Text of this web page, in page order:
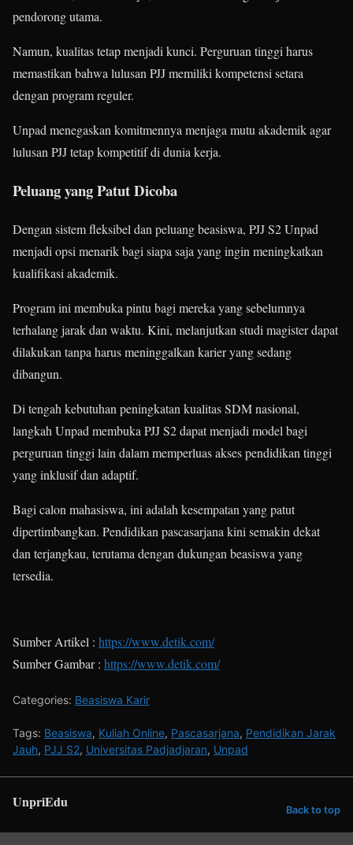
pendorong utama.
Namun, kualitas tetap menjadi kunci. Perguruan tinggi harus
memastikan bahwa lulusan PJJ memiliki kompetensi setara
dengan program reguler.
Unpad menegaskan komitmennya menjaga mutu akademik agar
lulusan PJJ tetap kompetitif di dunia kerja.
Peluang yang Patut Dicoba
Dengan sistem fleksibel dan peluang beasiswa, PJJ S2 Unpad
menjadi opsi menarik bagi siapa saja yang ingin meningkatkan
kualifikasi akademik.
Program ini membuka pintu bagi mereka yang sebelumnya
terhalang jarak dan waktu. Kini, melanjutkan studi magister dapat
dilakukan tanpa harus meninggalkan karier yang sedang
dibangun.
Di tengah kebutuhan peningkatan kualitas SDM nasional,
langkah Unpad membuka PJJ S2 dapat menjadi model bagi
perguruan tinggi lain dalam memperluas akses pendidikan tinggi
yang inklusif dan adaptif.
Bagi calon mahasiswa, ini adalah kesempatan yang patut
dipertimbangkan. Pendidikan pascasarjana kini semakin dekat
dan terjangkau, terutama dengan dukungan beasiswa yang
tersedia.
Sumber Artikel : https://www.detik.com/
Sumber Gambar : https://www.detik.com/
Categories: Beasiswa Karir
Tags: Beasiswa, Kuliah Online, Pascasarjana, Pendidikan Jarak
Jauh, PJJ S2, Universitas Padjadjaran, Unpad
UnpriEdu Back to top